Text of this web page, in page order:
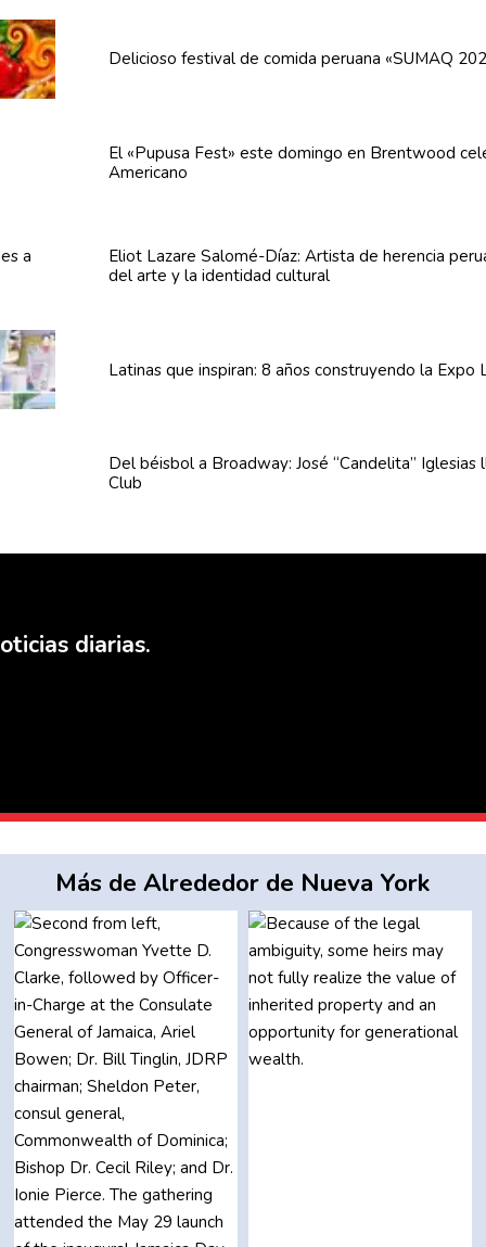
Delicioso festival de comida peruana «SUMAQ
El «Pupusa Fest» este domingo en Brentwood
Americano
Eliot LazareSalomé-Díaz: Artista de herencia
del arte y la identidad cultural
Latinas que inspiran: 8 añosconstruyendo la Expo
Del béisbol a Broadway: José“Candelita” Iglesias
Club
diarias.
Más de Alrededor de Nueva York